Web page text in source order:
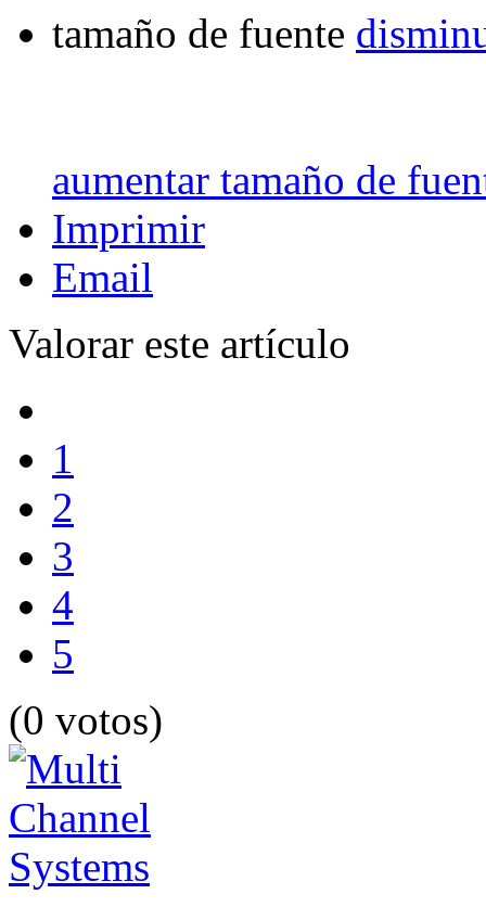
tamaño de fuente
aumentar tamaño de
Imprimir
Email
Valorar este artículo
1
2
3
4
5
(0 votos)